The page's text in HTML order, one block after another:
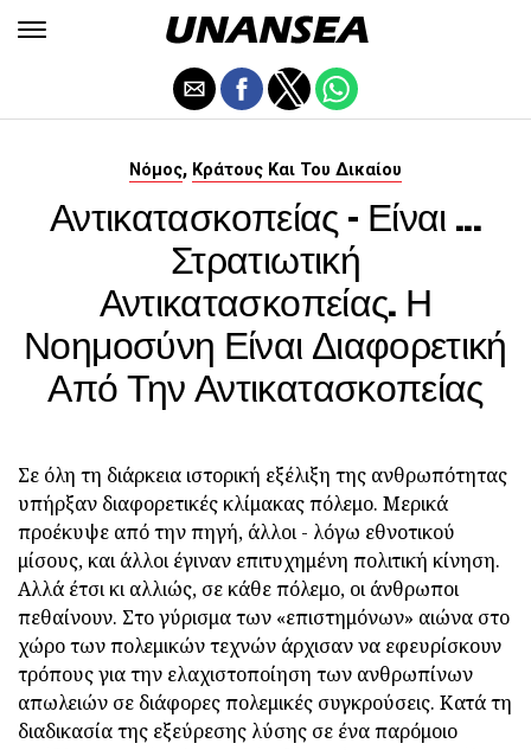
Νόμος, Κράτους Και Του Δικαίου
Αντικατασκοπείας - Είναι ...
Στρατιωτική
Αντικατασκοπείας. Η
Νοημοσύνη Είναι Διαφορετική
Από Την Αντικατασκοπείας
Σε όλη τη διάρκεια ιστορική εξέλιξη της ανθρωπότητας
υπήρξαν διαφορετικές κλίμακας πόλεμο. Μερικά
προέκυψε από την πηγή, άλλοι - λόγω εθνοτικού
μίσους, και άλλοι έγιναν επιτυχημένη πολιτική κίνηση.
Αλλά έτσι κι αλλιώς, σε κάθε πόλεμο, οι άνθρωποι
πεθαίνουν. Στο γύρισμα των «επιστημόνων» αιώνα στο
χώρο των πολεμικών τεχνών άρχισαν να εφευρίσκουν
τρόπους για την ελαχιστοποίηση των ανθρωπίνων
απωλειών σε διάφορες πολεμικές συγκρούσεις. Κατά τη
διαδικασία της εξεύρεσης λύσης σε ένα παρόμοιο